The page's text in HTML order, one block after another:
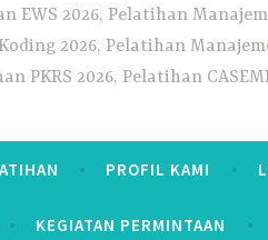
EWS 2026, Pelatihan
2026, Pelatihan
PKRS 2026, Pelatihan
PROFIL KAMI
KEGIATAN PERMINTAAN